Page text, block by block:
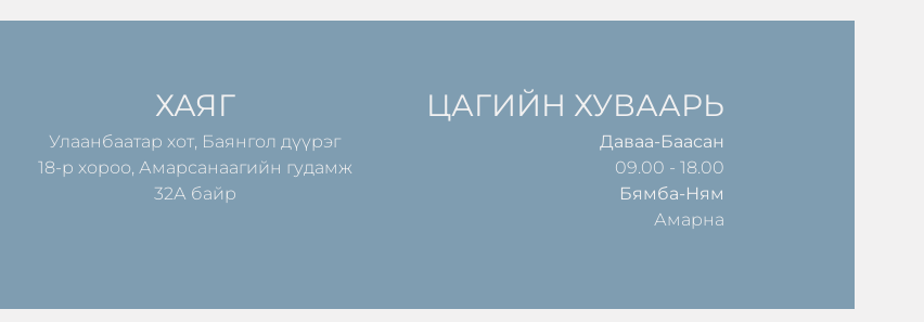
ХАЯГ
Улаанбаатар хот, Баянгол дүүрэг
18-р хороо, Амарсанаагийн гудамж
32А байр
ЦАГИЙН ХУВААРЬ
Даваа-Баасан
09.00 - 18.00
Бямба-Ням
Амарна